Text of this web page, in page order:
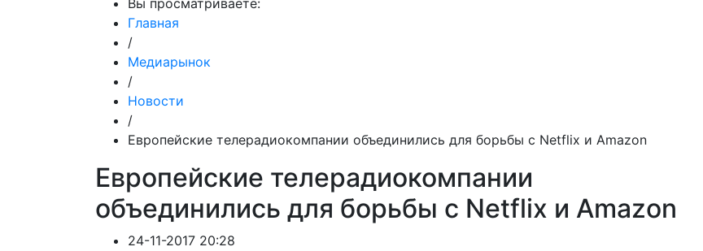
Вы просматриваете:
Главная
/
Медиарынок
/
Новости
/
Европейские телерадиокомпании объединились для борьбы с Netflix и Amazon
Европейские телерадиокомпании
объединились для борьбы с Netflix и Amazon
24-11-2017 20:28